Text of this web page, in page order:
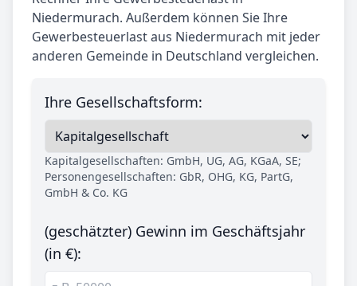
Niedermurach. Außerdem können Sie Ihre
Gewerbesteuerlast aus Niedermurach mit jeder
anderen Gemeinde in Deutschland vergleichen.
Ihre Gesellschaftsform:
Kapitalgesellschaften: GmbH, UG, AG, KGaA, SE;
Personengesellschaften: GbR, OHG, KG, PartG,
GmbH & Co. KG
(geschätzter) Gewinn im Geschäftsjahr
(in €):